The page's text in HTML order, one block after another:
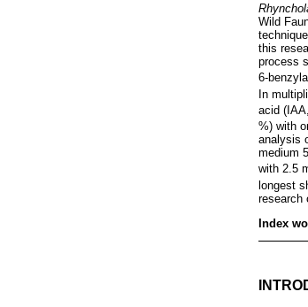
Wild
this
process
6-
In
acid
%) with
analysis
medium
with 2.5
longest
research
Index